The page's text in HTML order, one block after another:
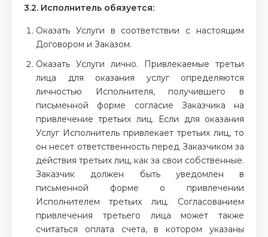
3.2. Исполнитель обязуется:
Оказать Услуги в соответствии с настоящим
Договором и Заказом.
Оказать Услуги лично. Привлекаемые третьи
лица для оказания услуг определяются
личностью Исполнителя, получившего в
письменной форме согласие Заказчика на
привлечение третьих лиц. Если для оказания
Услуг Исполнитель привлекает третьих лиц, то
он несет ответственность перед Заказчиком за
действия третьих лиц, как за свои собственные.
Заказчик должен быть уведомлен в
письменной форме о привлечении
Исполнителем третьих лиц. Согласованием
привлечения третьего лица может также
считаться оплата счета, в котором указаны